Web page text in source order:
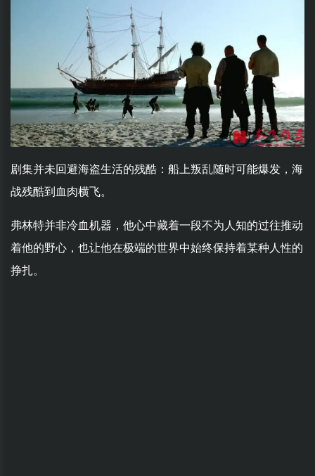
剧集并未回避海盗生活的残酷：船上叛乱随时可能爆发，海
战残酷到血肉横飞。
弗林特并非冷血机器，他心中藏着一段不为人知的过往推动
着他的野心，也让他在极端的世界中始终保持着某种人性的
挣扎。